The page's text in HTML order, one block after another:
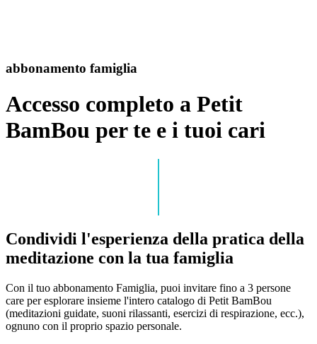
abbonamento famiglia
Accesso completo a Petit
BamBou per te e i tuoi cari
Condividi l'esperienza della pratica della
meditazione con la tua famiglia
Con il tuo abbonamento Famiglia, puoi invitare fino a 3 persone
care per esplorare insieme l'intero catalogo di Petit BamBou
(meditazioni guidate, suoni rilassanti, esercizi di respirazione, ecc.),
ognuno con il proprio spazio personale.